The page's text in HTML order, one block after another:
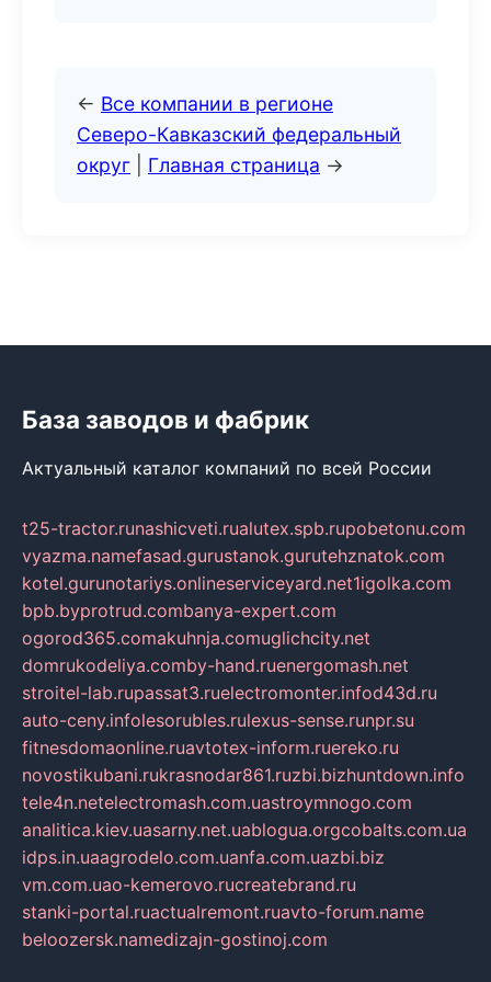
← Все компании в регионе
Северо-Кавказский федеральный
округ
Главная страница →
База заводов и фабрик
Актуальный каталог компаний по всей России
t25-tractor.runashicveti.rualutex.spb.rupobetonu.com
vyazma.namefasad.gurustanok.gurutehznatok.com
kotel.gurunotariys.onlineserviceyard.net1igolka.com
bpb.byprotrud.combanya-expert.com
ogorod365.comakuhnja.comuglichcity.net
domrukodeliya.comby-hand.ruenergomash.net
stroitel-lab.rupassat3.ruelectromonter.infod43d.ru
auto-ceny.infolesorubles.rulexus-sense.runpr.su
fitnesdomaonline.ruavtotex-inform.ruereko.ru
novostikubani.rukrasnodar861.ruzbi.bizhuntdown.info
tele4n.netelectromash.com.uastroymnogo.com
analitica.kiev.uasarny.net.uablogua.orgcobalts.com.ua
idps.in.uaagrodelo.com.uanfa.com.uazbi.biz
vm.com.uao-kemerovo.rucreatebrand.ru
stanki-portal.ruactualremont.ruavto-forum.name
beloozersk.namedizajn-gostinoj.com